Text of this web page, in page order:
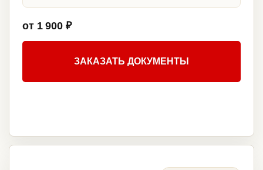
от 1 900 ₽
ЗАКАЗАТЬ ДОКУМЕНТЫ